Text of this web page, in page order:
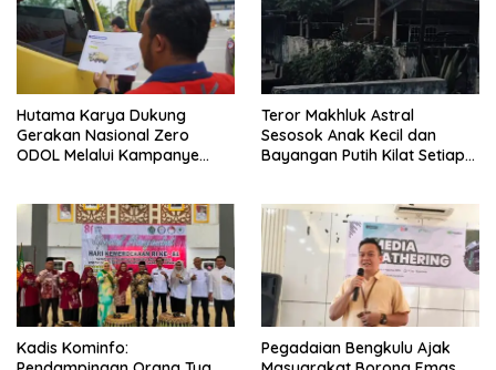
Hutama Karya Dukung
Gerakan Nasional Zero
ODOL Melalui Kampanye
Teror Makhluk Astral
Sesosok Anak Kecil dan
Bayangan Putih Kilat Setiap
Kadis Kominfo:
Pegadaian Bengkulu Ajak